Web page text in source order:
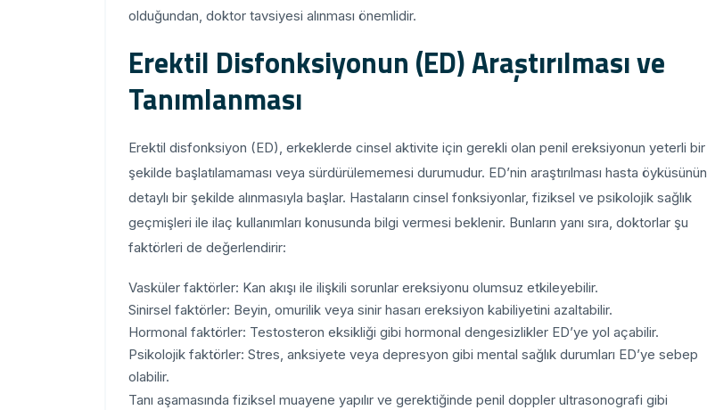
olduğundan, doktor tavsiyesi alınması önemlidir.
Erektil Disfonksiyonun (ED) Araştırılması ve
Tanımlanması
Erektil disfonksiyon (ED), erkeklerde cinsel aktivite için gerekli olan penil ereksiyonun yeterli bir
şekilde başlatılamaması veya sürdürülememesi durumudur. ED’nin araştırılması hasta öyküsünün
detaylı bir şekilde alınmasıyla başlar. Hastaların cinsel fonksiyonlar, fiziksel ve psikolojik sağlık
geçmişleri ile ilaç kullanımları konusunda bilgi vermesi beklenir. Bunların yanı sıra, doktorlar şu
faktörleri de değerlendirir:
Vasküler faktörler: Kan akışı ile ilişkili sorunlar ereksiyonu olumsuz etkileyebilir.
Sinirsel faktörler: Beyin, omurilik veya sinir hasarı ereksiyon kabiliyetini azaltabilir.
Hormonal faktörler: Testosteron eksikliği gibi hormonal dengesizlikler ED’ye yol açabilir.
Psikolojik faktörler: Stres, anksiyete veya depresyon gibi mental sağlık durumları ED’ye sebep
olabilir.
Tanı aşamasında fiziksel muayene yapılır ve gerektiğinde penil doppler ultrasonografi gibi